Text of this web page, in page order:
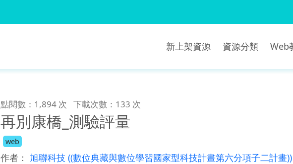
新上架資源 資源分類 Web
點閱數：1,894 次 下載次數：133 次
再別康橋_測驗評量
web
作者： 旭聯科技 ((數位典藏與數位學習國家型科技計畫第六分項子二計畫))